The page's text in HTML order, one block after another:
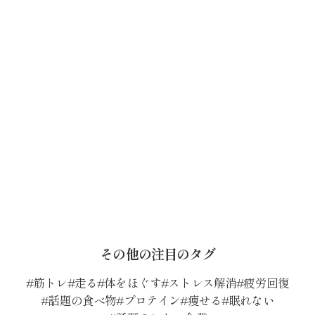
その他の注目のタグ
筋トレ 走る 体をほぐす ストレス解消 疲労回復
話題の食べ物 プロテイン 痩せる 眠れない